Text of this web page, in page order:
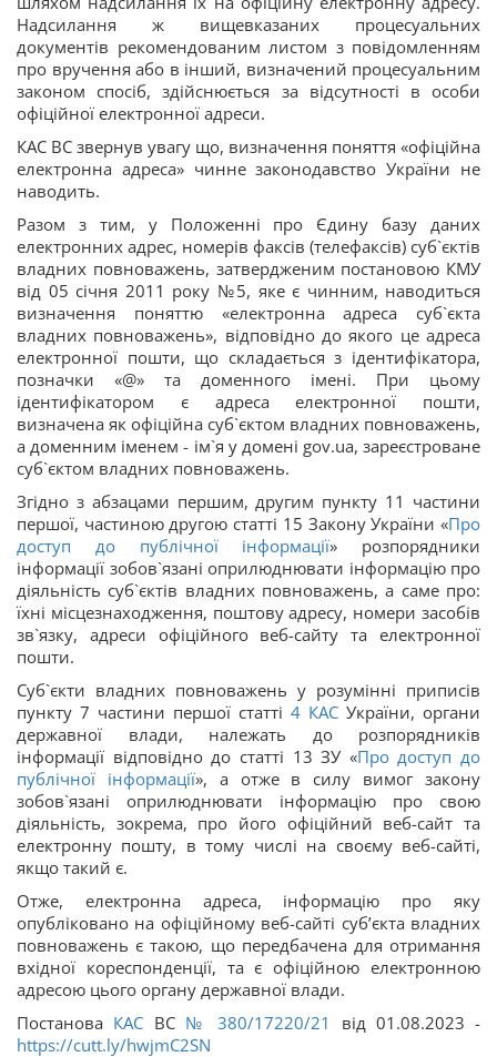
Надсилання ж вищевказаних процесуальних
документів рекомендованим листом з повідомленням
про вручення або в інший, визначений процесуальним
законом спосіб, здійснюється за відсутності в особи
офіційної електронної адреси.
КАС ВС звернув увагу що, визначення поняття «офіційна
електронна адреса» чинне законодавство України не
наводить.
Разом з тим, у Положенні про Єдину базу даних
електронних адрес, номерів факсів (телефаксів) суб`єктів
владних повноважень, затвердженим постановою КМУ
від 05 січня 2011 року №5, яке є чинним, наводиться
визначення поняттю «електронна адреса суб`єкта
владних повноважень», відповідно до якого це адреса
електронної пошти, що складається з ідентифікатора,
позначки «@» та доменного імені. При цьому
ідентифікатором є адреса електронної пошти,
визначена як офіційна суб`єктом владних повноважень,
а доменним іменем - ім`я у домені gov.ua, зареєстроване
суб`єктом владних повноважень.
Згідно з абзацами першим, другим пункту 11 частини
першої, частиною другою статті 15 Закону України «Про
доступ до публічної інформації» розпорядники
інформації зобов`язані оприлюднювати інформацію про
діяльність суб`єктів владних повноважень, а саме про:
їхні місцезнаходження, поштову адресу, номери засобів
зв`язку, адреси офіційного веб-сайту та електронної
пошти.
Суб`єкти владних повноважень у розумінні приписів
пункту 7 частини першої статті 4 КАС України, органи
державної влади, належать до розпорядників
інформації відповідно до статті 13 ЗУ «Про доступ до
публічної інформації», а отже в силу вимог закону
зобов`язані оприлюднювати інформацію про свою
діяльність, зокрема, про його офіційний веб-сайт та
електронну пошту, в тому числі на своєму веб-сайті,
якщо такий є.
Отже, електронна адреса, інформацію про яку
опубліковано на офіційному веб-сайті суб’єкта владних
повноважень є такою, що передбачена для отримання
вхідної кореспонденції, та є офіційною електронною
адресою цього органу державної влади.
Постанова КАС ВС № 380/17220/21
від 01.08.2023 -
https://cutt.ly/hwjmC2SN